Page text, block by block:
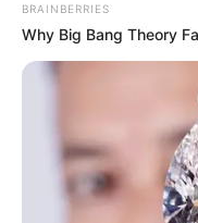
BRAINBERRIES
Why Big Bang Theory